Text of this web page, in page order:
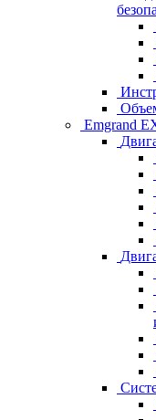
Emgrand